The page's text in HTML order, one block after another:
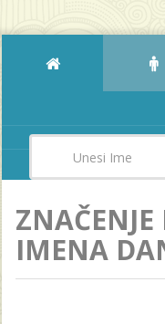
ZNAČENJE
IMENA